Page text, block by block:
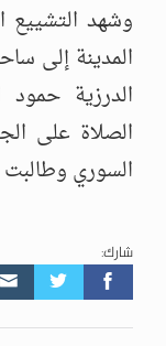
وشهد
المدينة إلى
الدرزية
الصلاة على
السوري
شارك: